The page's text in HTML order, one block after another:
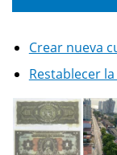
Crear nueva
Restablecer